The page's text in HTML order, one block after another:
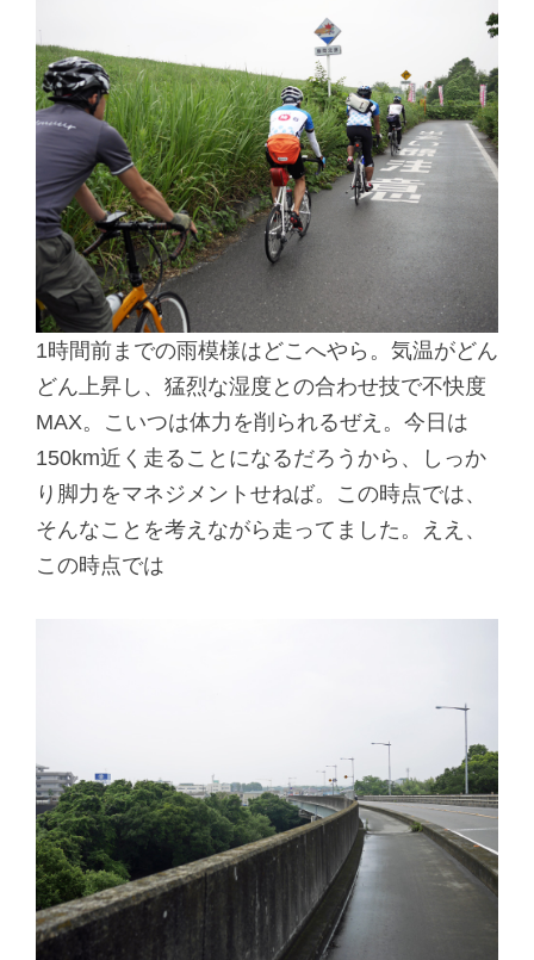
1時間前までの雨模様はどこへやら。気温がどん
どん上昇し、猛烈な湿度との合わせ技で不快度
MAX。こいつは体力を削られるぜえ。今日は
150km近く走ることになるだろうから、しっか
り脚力をマネジメントせねば。この時点では、
そんなことを考えながら走ってました。ええ、
この時点では